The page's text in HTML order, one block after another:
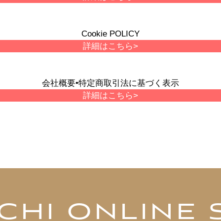
Cookie POLICY
詳細はこちら>
会社概要•特定商取引法に基づく表示
詳細はこちら>
ONLINE